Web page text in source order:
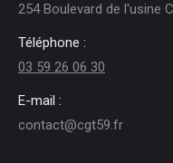
254 Boulevard de l'usine
Téléphone :
03 59 26 06 30
E-mail :
contact@cgt59.fr